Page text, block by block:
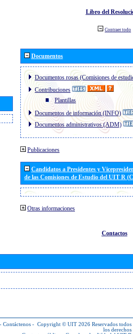
Libro del
Contraer todo
Documentos
Documentos rosas (Comisiones de
Contribuciones
Plantillas
Documentos de información (INFO)
Documentos administrativos (ADM)
Publicaciones
Candidatos a Presidentes y
de las Comisiones de Estudio del UIT R
Otras informaciones
Contactos
- Contáctenos - Copyright © UIT 2026 Reservados todos
los derechos